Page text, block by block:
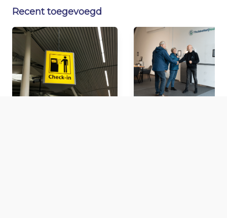
Recent toegevoegd